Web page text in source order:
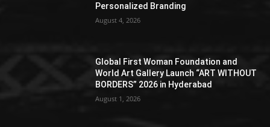
Personalized Branding
August 4, 2026
Global First Woman Foundation and
World Art Gallery Launch “ART WITHOUT
BORDERS” 2026 in Hyderabad
August 1, 2026